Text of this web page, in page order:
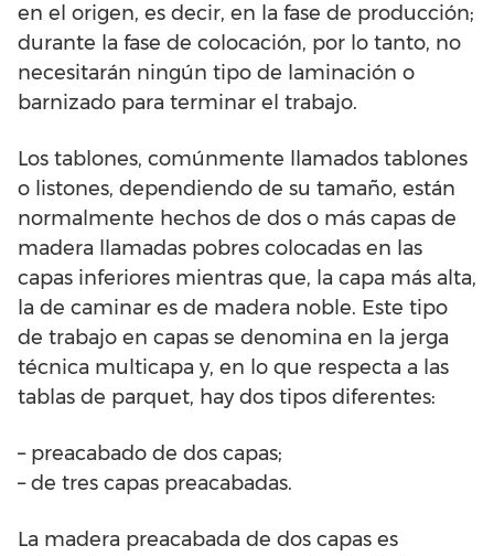
en el origen, es decir, en la fase de producción;
durante la fase de colocación, por lo tanto, no
necesitarán ningún tipo de laminación o
barnizado para terminar el trabajo.
Los tablones, comúnmente llamados tablones
o listones, dependiendo de su tamaño, están
normalmente hechos de dos o más capas de
madera llamadas pobres colocadas en las
capas inferiores mientras que, la capa más alta,
la de caminar es de madera noble. Este tipo
de trabajo en capas se denomina en la jerga
técnica multicapa y, en lo que respecta a las
tablas de parquet, hay dos tipos diferentes:
– preacabado de dos capas;
– de tres capas preacabadas.
La madera preacabada de dos capas es